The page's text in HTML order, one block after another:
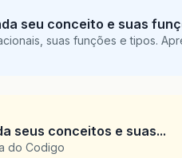
seu conceito e suas
suas funções e tipos.
seus conceitos e suas...
do Codigo